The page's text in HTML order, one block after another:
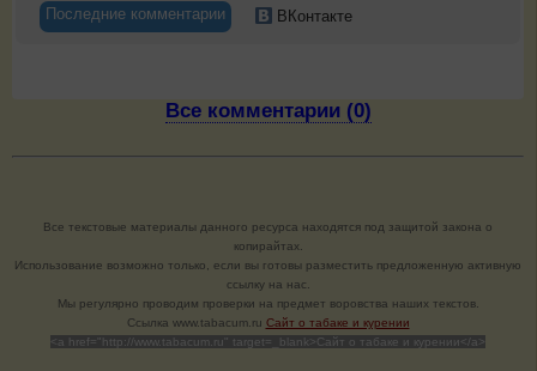
Последние комментарии ВКонтакте
Все комментарии (0)
Все текстовые материалы данного ресурса находятся под защитой закона о
копирайтах.
Использование возможно только, если вы готовы разместить предложенную активную
ссылку на нас.
Мы регулярно проводим проверки на предмет воровства наших текстов.
Cсылка www.tabacum.ru Сайт о табаке и курении
<a href="http://www.tabacum.ru" target=_blank>Сайт о табаке и курении</a>